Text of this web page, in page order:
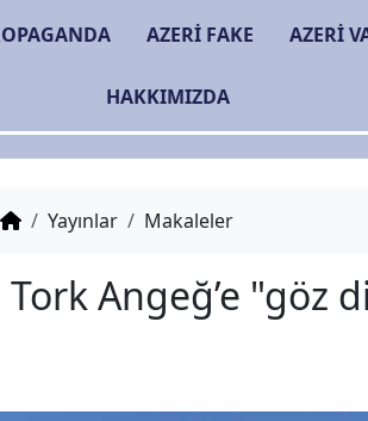
AZERİ FAKE AZERİ
HAKKIMIZDA
Yayınlar Makaleler